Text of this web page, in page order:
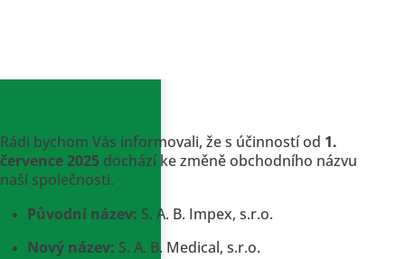
Rádi bychom Vás informovali, že s účinností od 1.
července 2025 dochází ke změně obchodního názvu
naší společnosti.
Původní název: S. A. B. Impex, s.r.o.
Nový název: S. A. B. Medical, s.r.o.